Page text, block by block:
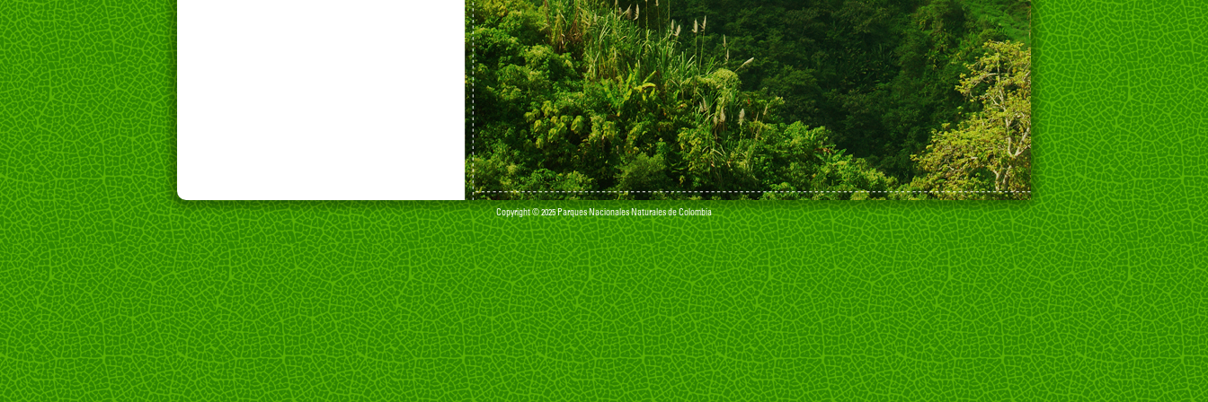
Copyright © 2025 Parques Nacionales Naturales de Colombia